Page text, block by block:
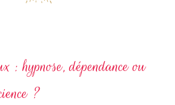
: hypnose, dépendance ou
?